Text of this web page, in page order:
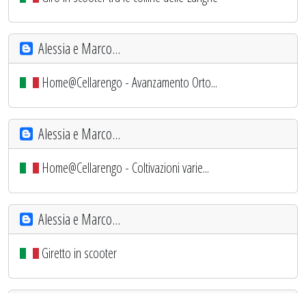
Alessia e Marco...
Home@Cellarengo - Avanzamento Orto...
Alessia e Marco...
Home@Cellarengo - Coltivazioni varie...
Alessia e Marco...
Giretto in scooter